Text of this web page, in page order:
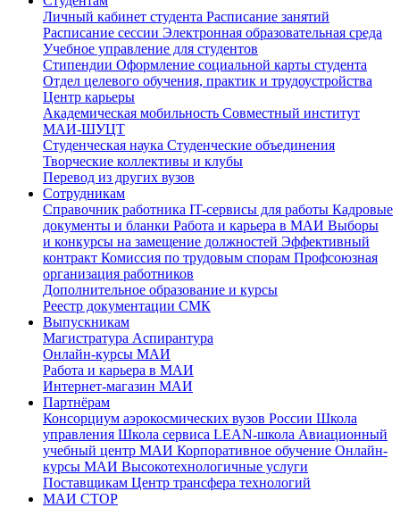
Личный кабинет студента Расписание занятий
Расписание сессии Электронная образовательная среда
Учебное управление для студентов
Стипендии Оформление социальной карты студента
Отдел целевого обучения, практик и трудоустройства
Центр карьеры
Академическая мобильность Совместный институт
МАИ-ШУЦТ
Студенческая наука Студенческие объединения
Творческие коллективы и клубы
Перевод из других вузов
Сотрудникам
Cправочник работника IT-сервисы для работы Кадровые
документы и бланки Работа и карьера в МАИ Выборы
и конкурсы на замещение должностей Эффективный
контракт Комиссия по трудовым спорам Профсоюзная
организация работников
Дополнительное образование и курсы
Реестр документации СМК
Выпускникам
Магистратура Аспирантура
Онлайн-курсы МАИ
Работа и карьера в МАИ
Интернет-магазин МАИ
Партнёрам
Консорциум аэрокосмических вузов России Школа
управления Школа сервиса LEAN-школа Авиационный
учебный центр МАИ Корпоративное обучение Онлайн-
курсы МАИ Высокотехнологичные услуги
Поставщикам Центр трансфера технологий
МАИ СТОР